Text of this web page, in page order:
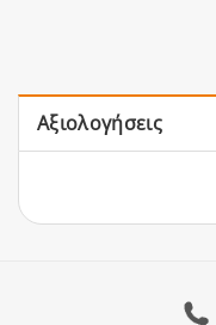
Αξιολογήσεις